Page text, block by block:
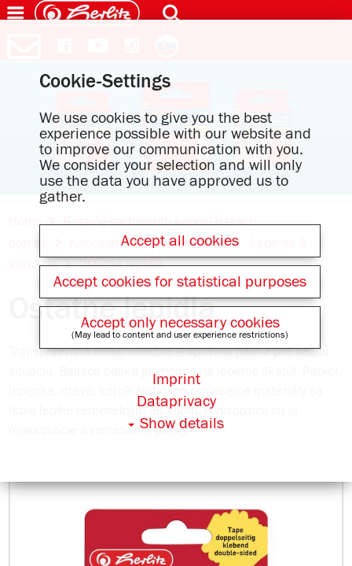
Home
Katalóg sortimentu kancelárskych
Kancelársky & poštový tovar
korekcia
Ostatné lepidlá
Ostatné lepidlá
Transparentná alebo mliečna – správna páska pre každú
situáciu. Baliaca páska je vhodná na lepenie škatúľ. Papier,
lepia lepšie remeselným lepidlom. K dispozícii sú aj
maskovacie a remeselné pásky.
Cookie-Settings
We use cookies to give you the best
experience possible with our website and
to improve our communication with you.
We consider your selection and will only
use the data you have approved us to
gather.
Accept all cookies
Accept cookies for statistical purposes
Accept only necessary cookies
(May lead to content and user experience restrictions)
Show details
Dataprivacy
Imprint